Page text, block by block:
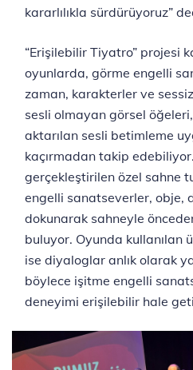
kararlılıkla sürdürüyoruz”
“Erişilebilir Tiyatro” projesi
oyunlarda, görme engelli
zaman, karakterler ve
sesli olmayan görsel
aktarılan sesli betimleme
kaçırmadan takip
gerçekleştirilen özel sahne
engelli sanatseverler, obje,
dokunarak sahneyle
buluyor. Oyunda kullanılan
ise diyaloglar anlık olarak
böylece işitme engelli
deneyimi erişilebilir hale